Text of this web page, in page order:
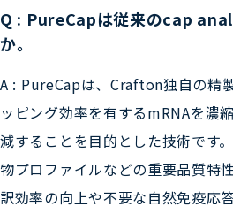
Q : PureCapは従来のcap
か。
A : PureCapは、Crafton独自の精
ッピング効率を有するmRNAを濃
減することを目的とした技術です
物プロファイルなどの重要品質特
訳効率の向上や不要な自然免疫応